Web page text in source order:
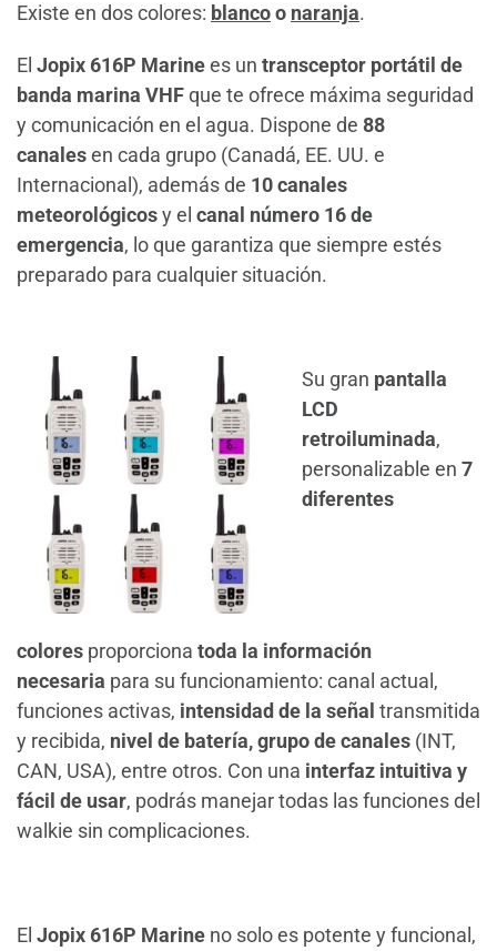
Existe en dos colores: blancoo naranja.
El Jopix 616P Marinees un transceptor portátil de
banda marina VHFque te ofrece máxima seguridad
y comunicación en el agua. Dispone de 88
canalesen cada grupo (Canadá, EE. UU. e
Internacional), además de 10 canales
meteorológicosy el canal número 16 de
emergencia, lo que garantiza que siempre estés
preparado para cualquier situación.
Su gran pantalla
LCD
retroiluminada,
personalizable en 7
diferentes
colores proporciona toda la información
necesaria para su funcionamiento: canal actual,
funciones activas, intensidad de la señal transmitida
y recibida, nivel de batería,grupo de canales (INT,
CAN, USA), entre otros. Con una interfaz intuitiva y
fácil de usar, podrás manejar todas las funciones del
walkie sin complicaciones.
El Jopix 616P Marine no solo es potente y funcional,